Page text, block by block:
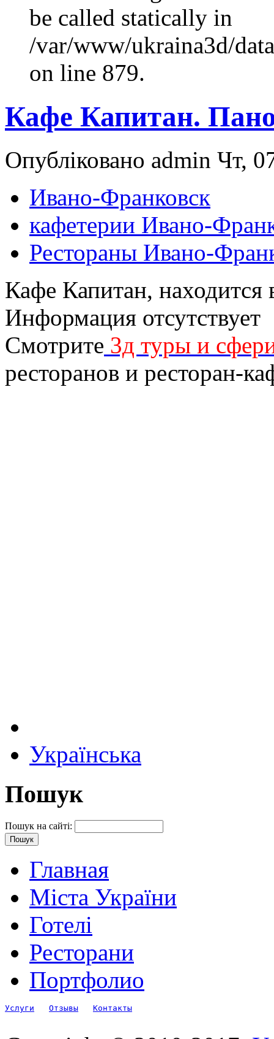
be called statically in
/var/www/ukraina3d/
on line 879.
Кафе Капитан.
Опубліковано admin Чт,
Ивано-Франковск
кафетерии Ивано-
Рестораны Ивано-
Кафе Капитан,
Информация отсутствует
Смотрите 3д туры и
ресторанов и ресторан-
Українська
Пошук
Пошук на сайті:
Главная
Міста України
Готелі
Ресторани
Портфолио
Услуги Отзывы Контакты